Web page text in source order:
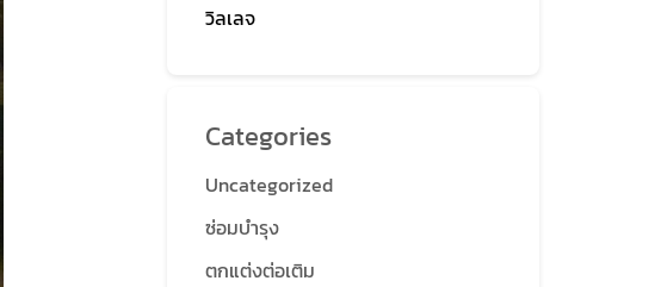
วิลเลจ
Categories
Uncategorized
ซ่อมบำรุง
ตกแต่งต่อเติม